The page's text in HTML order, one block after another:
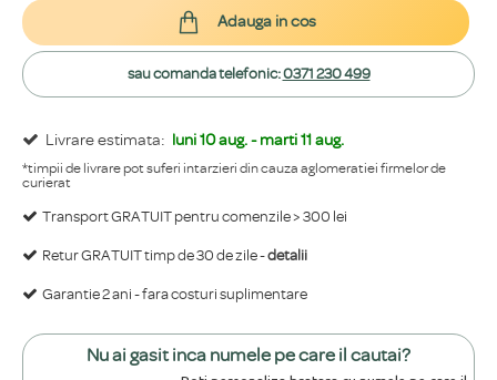
Livrare estimata: luni 10 aug. - marti 11 aug.
*timpii de livrare pot suferi intarzieri din cauza aglomeratiei firmelor de
curierat
Transport GRATUIT pentru comenzile > 300 lei
Retur GRATUIT timp de 30 de zile -detalii
Garantie 2 ani - fara costuri suplimentare
Adauga in cos
sau comanda telefonic:0371 230 499
Nu ai gasit inca numele pe care il cautai?